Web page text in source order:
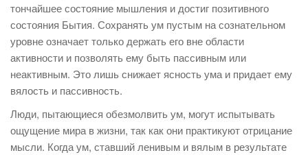
тончайшее состояние мышления и достиг позитивного
состояния Бытия. Сохранять ум пустым на сознательном
уровне означает только держать его вне области
активности и позволять ему быть пассивным или
неактивным. Это лишь снижает ясность ума и придает ему
вялость и пассивность.
Люди, пытающиеся обезмолвить ум, могут испытывать
ощущение мира в жизни, так как они практикуют отрицание
мысли. Когда ум, ставший ленивым и вялым в результате